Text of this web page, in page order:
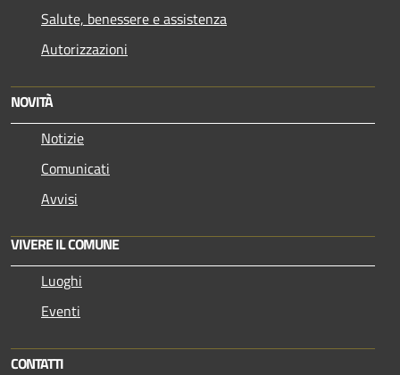
Salute, benessere e assistenza
Autorizzazioni
NOVITÀ
Notizie
Comunicati
Avvisi
VIVERE IL COMUNE
Luoghi
Eventi
CONTATTI